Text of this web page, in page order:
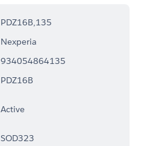
PDZ16B,135
Nexperia
934054864135
PDZ16B
Active
SOD323